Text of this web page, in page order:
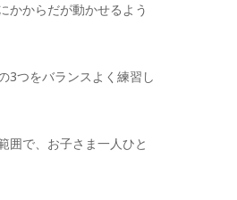
かからだが動かせるよう
3つをバランスよく練習し
囲で、お子さま一人ひと